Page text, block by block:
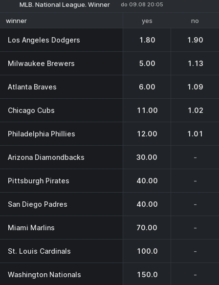
MLB. National League. Winner do 09.08 20:05
winner yes no
Los Angeles Dodgers 1.80 1.90
Milwaukee Brewers 5.00 1.13
Atlanta Braves 6.00 1.09
Chicago Cubs 11.00 1.02
Philadelphia Phillies 12.00 1.01
Arizona Diamondbacks 30.00 -
Pittsburgh Pirates 40.00 -
San Diego Padres 40.00 -
Miami Marlins 70.00 -
St. Louis Cardinals 100.0 -
Washington Nationals 150.0 -